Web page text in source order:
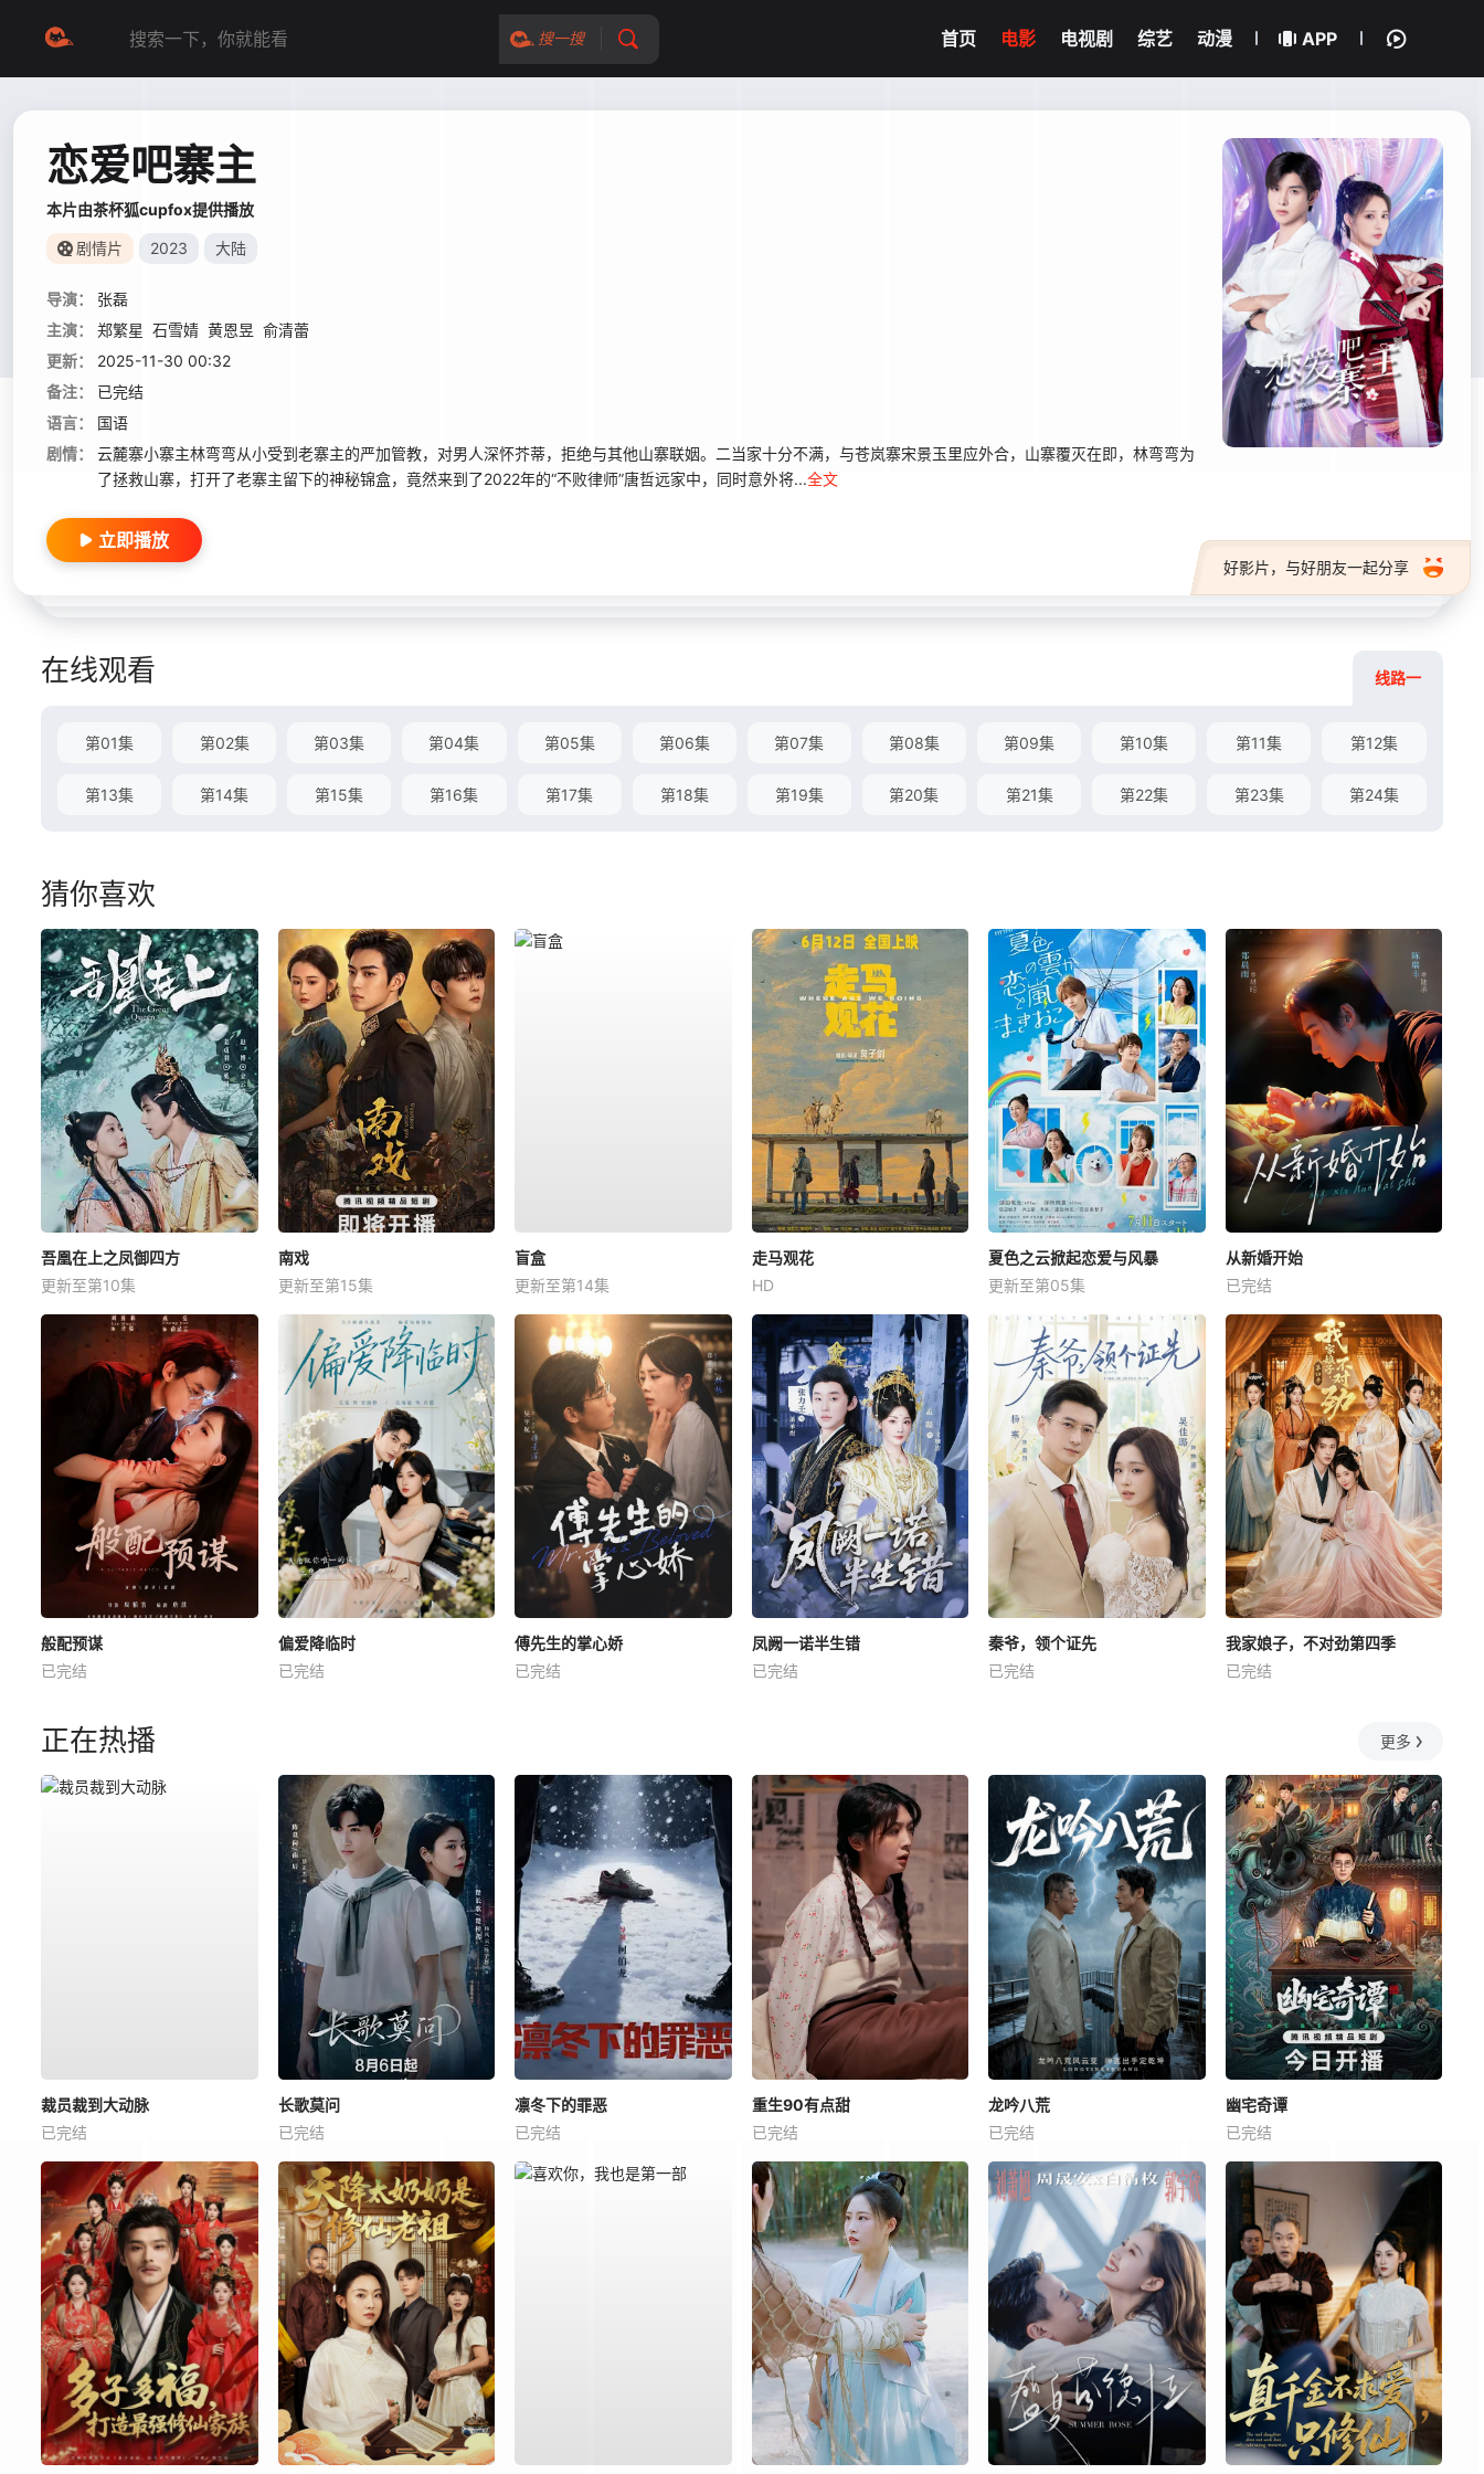
搜一搜 首页 电影 电视剧 综艺 动漫 APP
恋爱吧寨主
本片由茶杯狐cupfox提供播放
剧情片 2023 大陆
导演：
张磊
主演：
郑繁星 石雪婧 黄恩昱 俞清蕾
更新：
2025-11-30 00:32
备注：
已完结
语言：
国语
剧情：
云麓寨小寨主林弯弯从小受到老寨主的严加管教，对男人深怀芥蒂，拒绝与其他山寨联姻。二当家十分不满，与苍岚寨宋景玉里应外合，山寨覆灭在即，林弯弯为
了拯救山寨，打开了老寨主留下的神秘锦盒，竟然来到了2022年的“不败律师”唐哲远家中，同时意外将...全文
好影片，与好朋友一起分享
立即播放
在线观看 线路一
第01集 第02集 第03集 第04集 第05集 第06集 第07集 第08集 第09集 第10集 第11集 第12集
第13集 第14集 第15集 第16集 第17集 第18集 第19集 第20集 第21集 第22集 第23集 第24集
猜你喜欢
吾凰在上之凤御四方
更新至第10集
南戏
更新至第15集
盲盒
更新至第14集
走马观花
HD
夏色之云掀起恋爱与风暴
更新至第05集
从新婚开始
已完结
般配预谋
已完结
偏爱降临时
已完结
傅先生的掌心娇
已完结
凤阙一诺半生错
已完结
秦爷，领个证先
已完结
我家娘子，不对劲第四季
已完结
正在热播 更多
裁员裁到大动脉
已完结
长歌莫问
已完结
凛冬下的罪恶
已完结
重生90有点甜
已完结
龙吟八荒
已完结
幽宅奇谭
已完结